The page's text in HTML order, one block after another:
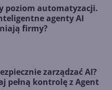
poziom automatyzacji.
agenty AI
firmy?
zarządzać AI?
pełną kontrolę z Agent